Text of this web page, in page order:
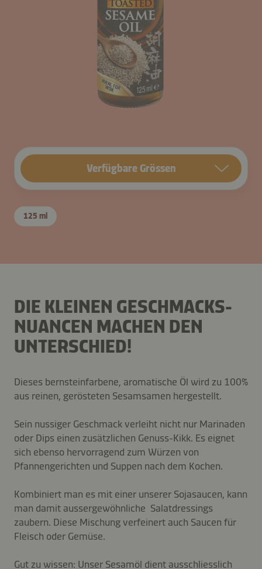
Verfügbare Grössen
125 ml
DIE KLEINEN GESCHMACKS-
NUANCEN MACHEN DEN
UNTERSCHIED!
Dieses bernsteinfarbene, aromatische Öl wird zu 100%
aus reinen, gerösteten Sesamsamen hergestellt.
Sein nussiger Geschmack verleiht nicht nur Marinaden
oder Dips einen zusätzlichen Genuss-Kikk. Es eignet
sich ebenso hervorragend zum Würzen von
Pfannengerichten und Suppen nach dem Kochen.
Kombiniert man es mit einer unserer Sojasaucen, kann
man damit aussergewöhnliche Salatdressings
zaubern. Diese Mischung verfeinert auch Saucen für
Fleisch oder Gemüse.
Gut zu wissen: Unser Sesamöl dient ausschliesslich